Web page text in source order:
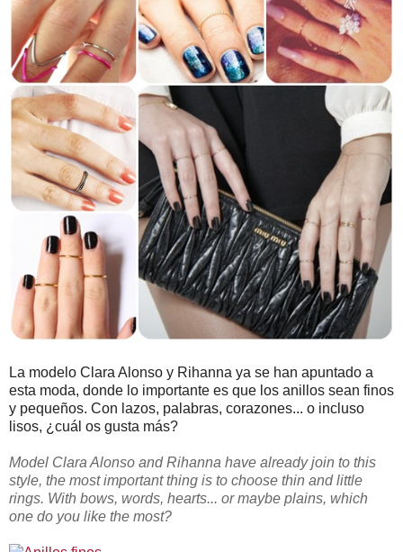
La modelo Clara Alonso y Rihanna ya se han apuntado a
esta moda, donde lo importante es que los anillos sean finos
y pequeños. Con lazos, palabras, corazones... o incluso
lisos, ¿cuál os gusta más?
Model Clara Alonso and Rihanna have already join to this
style, the most important thing is to choose thin and little
rings. With bows, words, hearts... or maybe plains, which
one do you like the most?